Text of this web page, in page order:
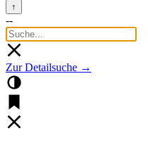
↑
--
Zur Detailsuche →